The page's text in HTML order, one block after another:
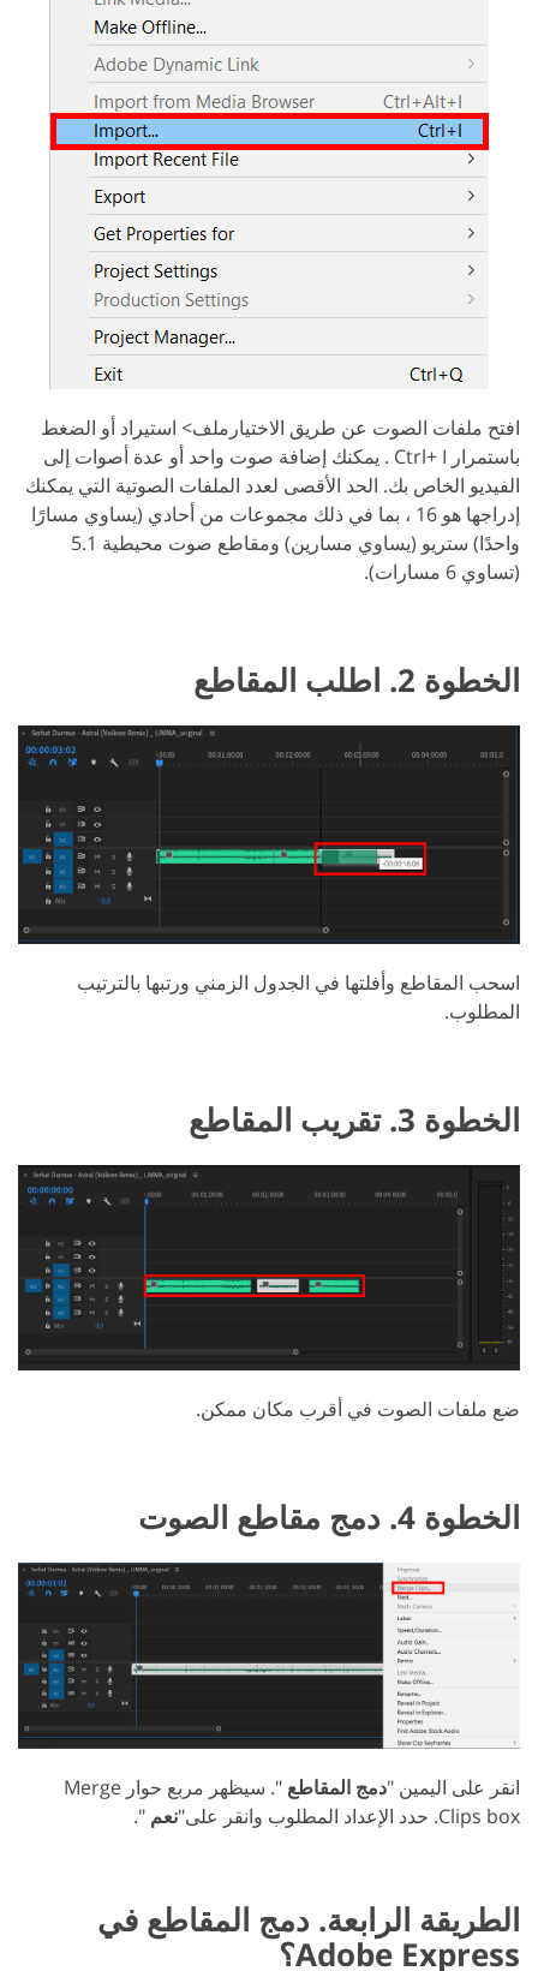
افتح ملفات الصوت عن طريق الاختيارملف> استيراد أو الضغط
باستمرار Ctrl+ I . يمكنك إضافة صوت واحد أو عدة أصوات إلى
الفيديو الخاص بك. الحد الأقصى لعدد الملفات الصوتية التي يمكنك
إدراجها هو 16 ، بما في ذلك مجموعات من أحادي (يساوي مسارًا
واحدًا) ستريو (يساوي مسارين) ومقاطع صوت محيطية 5.1
(تساوي 6 مسارات).
الخطوة 2. اطلب المقاطع
اسحب المقاطع وأفلتها في الجدول الزمني ورتبها بالترتيب
المطلوب.
الخطوة 3. تقريب المقاطع
ضع ملفات الصوت في أقرب مكان ممكن.
الخطوة 4. دمج مقاطع الصوت
انقر على اليمين "دمج المقاطع
". سيظهر مربع حوار Merge
Clips box. حدد الإعداد المطلوب وانقر على"
نعم ".
الطريقة الرابعة. دمج المقاطع في
Adobe Express؟